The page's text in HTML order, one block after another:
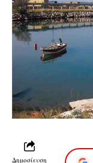
Δημοσίευση